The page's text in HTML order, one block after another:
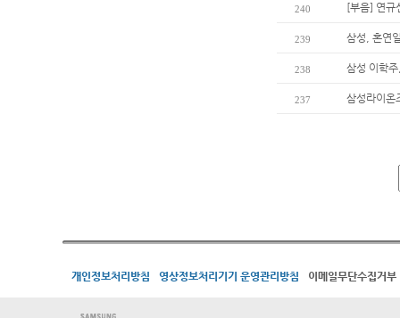
240 [부음] 연규
239 삼성, 혼연
238 삼성 이학
237 삼성라이온
개인정보처리방침 영상정보처리기기 운영관리방침 이메일무단수집거부